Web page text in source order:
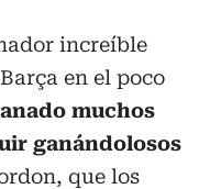
increíble
en el poco
muchos
ganándolosos
que los